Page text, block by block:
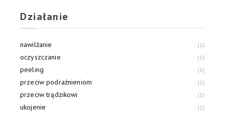
Działanie
nawilżanie 1
oczyszczanie 1
peeling 1
przeciw podrażnieniom 1
przeciw trądzikowi 1
ukojenie 1